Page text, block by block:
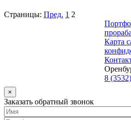
Страницы: Пред. 1 2
Карта
8
×
Заказать обратный звонок